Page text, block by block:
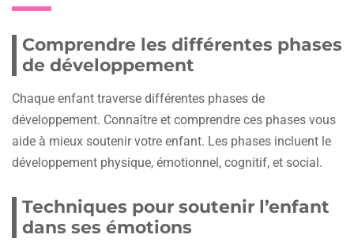
Comprendre les différentes phases
de développement
Chaque enfant traverse différentes phases de
développement. Connaître et comprendre ces phases vous
aide à mieux soutenir votre enfant. Les phases incluent le
développement physique, émotionnel, cognitif, et social.
Techniques pour soutenir l’enfant
dans ses émotions